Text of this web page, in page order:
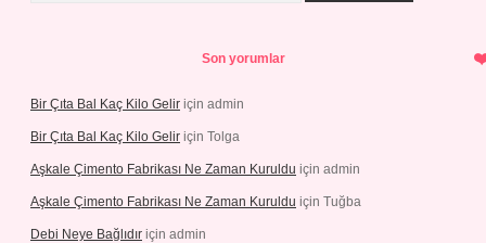
Son yorumlar
Bir Çıta Bal Kaç Kilo Gelir için admin
Bir Çıta Bal Kaç Kilo Gelir için Tolga
Aşkale Çimento Fabrikası Ne Zaman Kuruldu için admin
Aşkale Çimento Fabrikası Ne Zaman Kuruldu için Tuğba
Debi Neye Bağlıdır için admin